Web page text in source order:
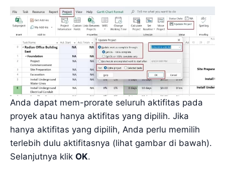
Anda dapat mem-prorate seluruh aktifitas pada
proyek atau hanya aktifitas yang dipilih. Jika
hanya aktifitas yang dipilih, Anda perlu memilih
terlebih dulu aktifitasnya (lihat gambar di bawah).
Selanjutnya klik OK.